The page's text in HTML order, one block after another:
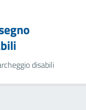
disabili